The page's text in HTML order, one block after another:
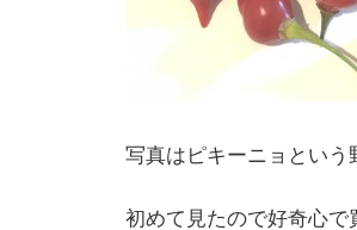
写真はピキーニョとい
初めて見たので好奇心で